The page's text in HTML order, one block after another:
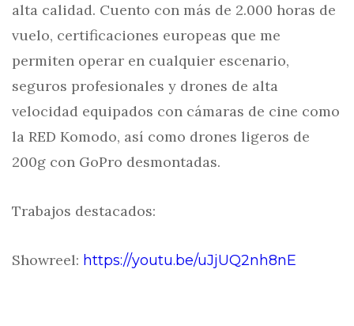
alta calidad. Cuento con más de 2.000 horas de
vuelo, certificaciones europeas que me
permiten operar en cualquier escenario,
seguros profesionales y drones de alta
velocidad equipados con cámaras de cine como
la RED Komodo, así como drones ligeros de
200g con GoPro desmontadas.
Trabajos destacados:
Showreel: https://youtu.be/uJjUQ2nh8nE